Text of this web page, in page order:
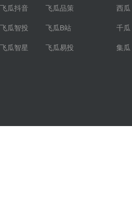
飞瓜抖音 飞瓜品策
飞瓜智投 飞瓜B站
飞瓜智星 飞瓜易投
西瓜
千瓜
集瓜